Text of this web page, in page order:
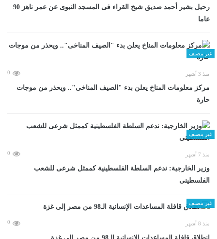
رحيل بشير أحمد صديق شيخ القراء فى المسجد النبوى عن عمر ناهز 90
عاما
غير مصنف
منذ 3 أشهر 0
مركز معلومات المناخ يعلن بدء "الصيف المناخى".. ويحذر من موجات
حارة
غير مصنف
منذ 7 أشهر 0
وزير الخارجية: ندعم السلطة الفلسطينية كممثل شرعى للشعب
الفلسطينى
غير مصنف
منذ 8 أشهر 0